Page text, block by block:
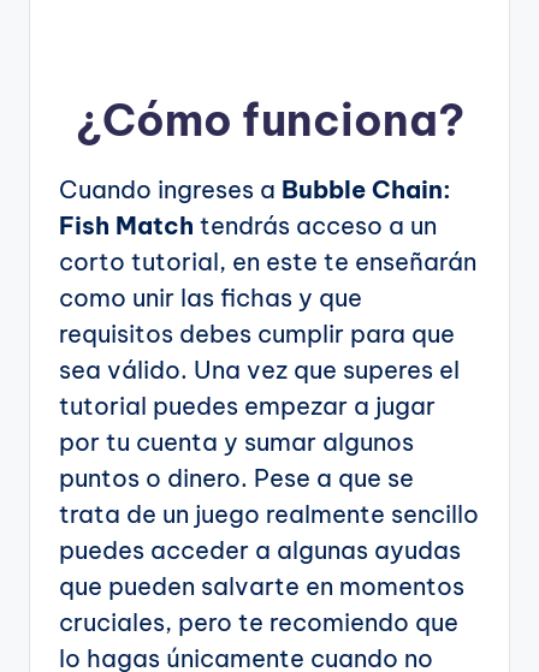
¿Cómo funciona?
Cuando ingreses a Bubble Chain:
Fish Match tendrás acceso a un
corto tutorial, en este te enseñarán
como unir las fichas y que
requisitos debes cumplir para que
sea válido. Una vez que superes el
tutorial puedes empezar a jugar
por tu cuenta y sumar algunos
puntos o dinero. Pese a que se
trata de un juego realmente sencillo
puedes acceder a algunas ayudas
que pueden salvarte en momentos
cruciales, pero te recomiendo que
lo hagas únicamente cuando no